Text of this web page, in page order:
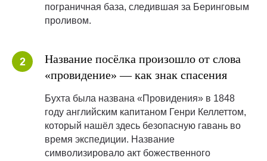
пограничная база, следившая за Беринговым
проливом.
Название посёлка произошло от слова
«провидение» — как знак спасения
Бухта была названа «Провидения» в 1848
году английским капитаном Генри Келлеттом,
который нашёл здесь безопасную гавань во
время экспедиции. Название
символизировало акт божественного